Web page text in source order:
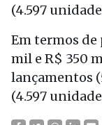
(4.597
Em termos de
mil e R$ 350
lançamentos
(4.597